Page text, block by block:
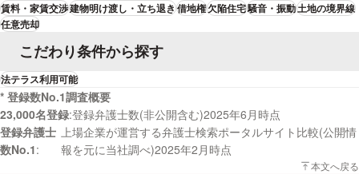
しょう。そこで、まずはもともと工事をしてもらった工務店に、雨漏りの箇
所をみてもらい、雨漏りが、もともとの建築工事の欠陥によるものなのか、
尋ねてみるとよいと思います。ここで、工務店の方の答えが「これはもとの
工事の欠陥によるものでした。すみません」というものであれば、法律上は
欠陥を修理を請求する権利が自分にあることを伝え、修理代金を支払わずに
修理してもらうよう、打診していけばよいでしょう。他方で、工務店の方の
答えが「これはうちの工事の欠陥によるものではないですね。修理代金をい
ただければ、修理しましょう」というものであった場合、念のためまったく
別の工務店の方にも雨漏りの箇所をみてもらうことをお勧めします。万が
一、ほかの工務店の方がみて「これは、もとの工事の欠陥によるものです」
ということになれば、そのことを家を建ててもらった工務店に伝えて、修理
賃料・家賃交渉建物明け渡し・立ち退き借地権欠陥住宅騒音・振動土地の境界線
任意売却
こだわり条件から探す
法テラス利用可能
* 登録数No.1調査概要
23,000名登録 登録弁護士数(非公開含む)2025年6月時点
登録弁護士
数No.1
上場企業が運営する弁護士検索ポータルサイト比較(公開情
報を元に当社調べ)2025年2月時点
本文へ戻る